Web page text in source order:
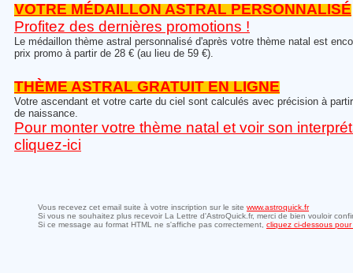
VOTRE MÉDAILLON ASTRAL PERSONNALISÉ
Profitez des dernières promotions !
Le médaillon thème astral personnalisé d'après votre thème natal est
prix promo à partir de 28 € (au lieu de 59 €).
THÈME ASTRAL GRATUIT EN LIGNE
Votre ascendant et votre carte du ciel sont calculés avec précision à
de naissance.
Pour monter votre thème natal et voir son
cliquez-ici
Vous recevez cet email suite à votre inscription sur le site www.astroquick.fr
Si vous ne souhaitez plus recevoir La Lettre d'AstroQuick.fr, merci de bien vouloir
Si ce message au format HTML ne s'affiche pas correctement, cliquez ci-dessous